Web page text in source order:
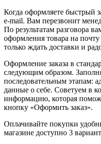
Когда оформляете быстрый
e-mail. Вам перезвонит
По результатам разговора
оформления товара на
только ждать доставки и
Оформление заказа в
следующим образом.
последовательным этапам:
данные о себе. Советуем в
информацию, которая
кнопку «Оформить заказ».
Оплачивайте покупки
магазине доступно 3